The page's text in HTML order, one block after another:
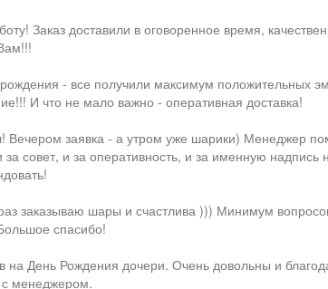
Заказ доставили в оговоренное время,
- все получили максимум положительных
И что не мало важно - оперативная доставка!
заявка - а утром уже шарики) Менеджер
совет, и за оперативность, и за именную
заказываю шары и счастлива ))) Минимум
спасибо!
на День Рождения дочери. Очень довольны и
с менеджером.